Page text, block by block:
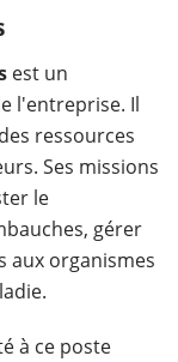
est un
l'entreprise. Il
ressources
Ses missions
le
gérer
aux organismes
à ce poste